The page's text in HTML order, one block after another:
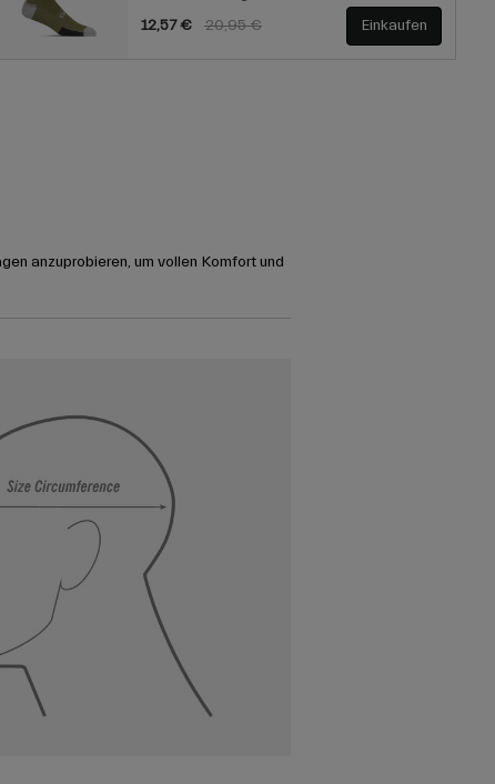
Price reduced from
20,95 €to
12,57 € Einkaufen
anzuprobieren, um vollen Komfort und